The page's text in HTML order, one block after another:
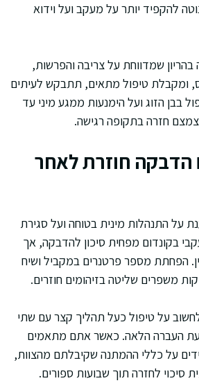
להקפיד יותר על מעקב ועל וידוא
שמדווחת על צריבה והפרשות,
ומקבלת טיפול מתאים, תתבקש לעיתים
בבן הזוג ועל הימנעות ממגע מיני עד
חזרה בתקופה רגישה.
הדבקה חוזרת לאחר
על התנהלות מינית בטוחה ועל סגירת
בקונדום מפחית סיכון להדבקה, אך
הפחתת מספר פרטנרים במקביל ושיח
משפרים שליטה בזיהומים חוזרים.
על טיפול כעל תהליך קצר עם שתי
העברה הלאה. כאשר אתם מתאמים
על כללי ההמתנה שקיבלתם מהצוות,
סיכוי לחזרה תוך שבועות ספורים.